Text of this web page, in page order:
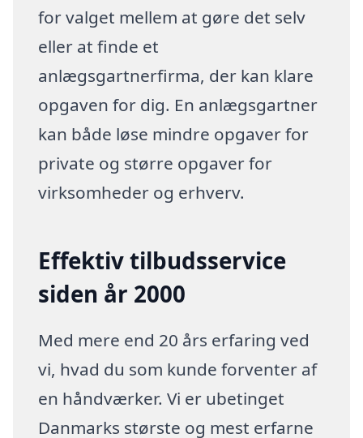
for valget mellem at gøre det selv
eller at finde et
anlægsgartnerfirma, der kan klare
opgaven for dig. En anlægsgartner
kan både løse mindre opgaver for
private og større opgaver for
virksomheder og erhverv.
Effektiv tilbudsservice
siden år 2000
Med mere end 20 års erfaring ved
vi, hvad du som kunde forventer af
en håndværker. Vi er ubetinget
Danmarks største og mest erfarne